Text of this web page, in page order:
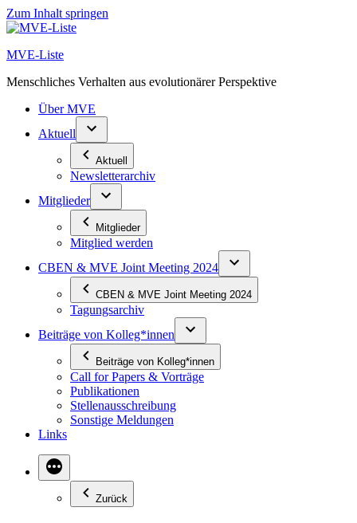
Zum Inhalt springen
MVE-Liste
Menschliches Verhalten aus evolutionärer Perspektive
Über MVE
Aktuell
Aktuell
Newsletterarchiv
Mitglieder
Mitglieder
Mitglied werden
CBEN & MVE Joint Meeting 2024
CBEN & MVE Joint Meeting 2024
Tagungsarchiv
Beiträge von Kolleg*innen
Beiträge von Kolleg*innen
Call for Papers & Vorträge
Publikationen
Stellenausschreibung
Sonstige Meldungen
Links
Zurück